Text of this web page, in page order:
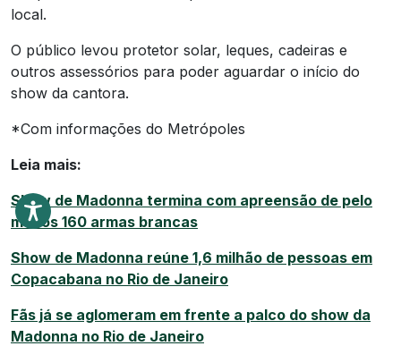
local.
O público levou protetor solar, leques, cadeiras e
outros assessórios para poder aguardar o início do
show da cantora.
*Com informações do Metrópoles
Leia mais:
Show de Madonna termina com apreensão de pelo
menos 160 armas brancas
Show de Madonna reúne 1,6 milhão de pessoas em
Copacabana no Rio de Janeiro
Fãs já se aglomeram em frente a palco do show da
Madonna no Rio de Janeiro